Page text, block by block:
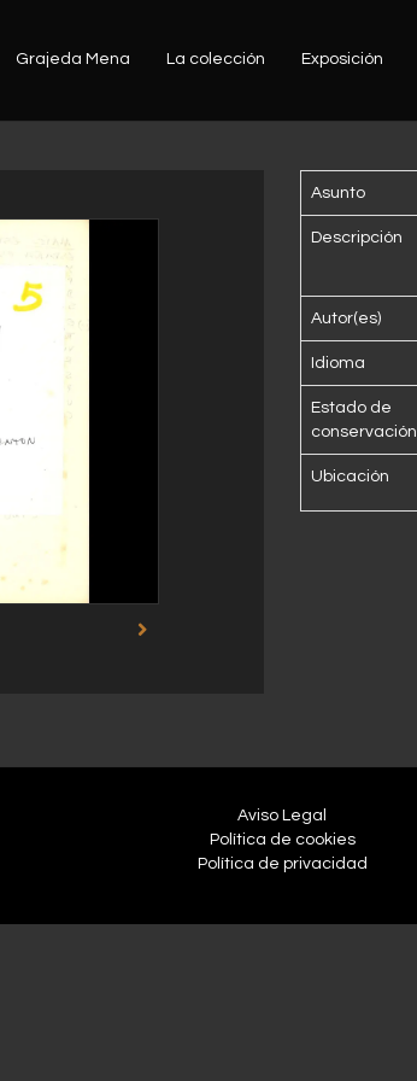
Grajeda Mena La colección Exposición
Asunto
Descripción
Autor(es)
Idioma
Estado de
conservación
Ubicación
Aviso Legal
Política de cookies
Política de privacidad